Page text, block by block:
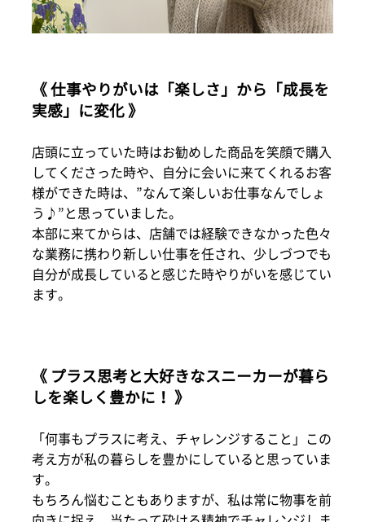
《 仕事やりがいは「楽しさ」から「成長を
実感」に変化 》
店頭に立っていた時はお勧めした商品を笑顔で購入
してくださった時や、自分に会いに来てくれるお客
様ができた時は、”なんて楽しいお仕事なんでしょ
う♪”と思っていました。
本部に来てからは、店舗では経験できなかった色々
な業務に携わり新しい仕事を任され、少しづつでも
自分が成長していると感じた時やりがいを感じてい
ます。
《 プラス思考と大好きなスニーカーが暮ら
しを楽しく豊かに！ 》
「何事もプラスに考え、チャレンジすること」この
考え方が私の暮らしを豊かにしていると思っていま
す。
もちろん悩むこともありますが、私は常に物事を前